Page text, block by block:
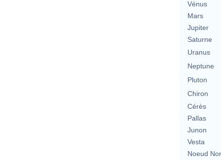
Vénus
Mars
Jupiter
Saturne
Uranus
Neptune
Pluton
Chiron
Cérès
Pallas
Junon
Vesta
Noeud